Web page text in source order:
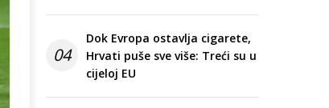
04
Dok Evropa ostavlja cigarete,
Hrvati puše sve više: Treći su u
cijeloj EU